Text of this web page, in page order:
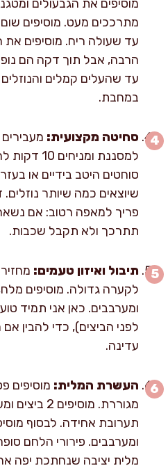
עד שעולה ריח. מוסיפים
עד שהעלים קמלים
במחבת.
סחיטה מקצועית:
למסננת
סוחטים היטב בידיים או
שיוצאים כמה שיותר
פריך למאפה רטוב: אם
תתרכך ולא תקבל שכבות.
תיבול ואיזון טעמים:
לקערה גדולה. מוסיפים
ומערבבים. כאן אני תמיד
לפני הביצים), כדי להבין
עדינה.
העשרת המלית: מוסיפים
מגוררת.
תערובת אחידה. לבסוף
ומערבבים. פירורי הלחם
מלית יציבה שנחתכת יפה